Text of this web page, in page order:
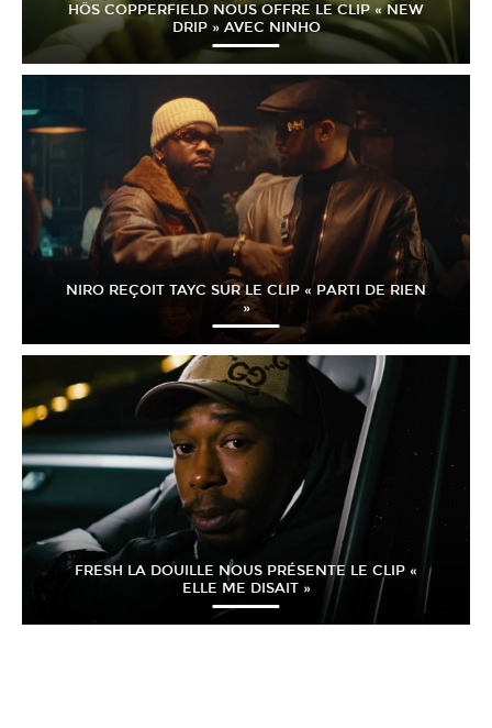
HÖS COPPERFIELD NOUS OFFRE LE CLIP « NEW
DRIP » AVEC NINHO
NIRO REÇOIT TAYC SUR LE CLIP « PARTI DE RIEN
»
FRESH LA DOUILLE NOUS PRÉSENTE LE CLIP «
ELLE ME DISAIT »